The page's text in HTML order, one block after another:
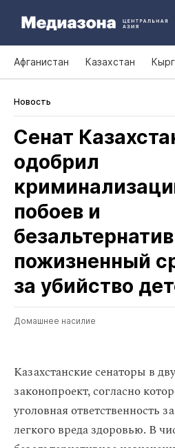
Афганистан Казахстан
Новость
Сенат
одобрил
побоев и
пожизненный
за убийство
Домашнее насилие
Казахстанские сенаторы в
законопроект, согласно
уголовная ответственность
легкого вреда здоровью. В